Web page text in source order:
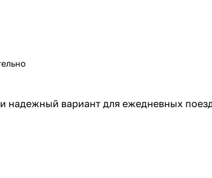
надежный вариант для ежедневных